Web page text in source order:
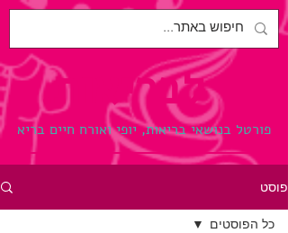
לבריאות.
פורטל בנושאי בריאות, יופי ואורח חיים בריא
פוסט
כל הפוסטים